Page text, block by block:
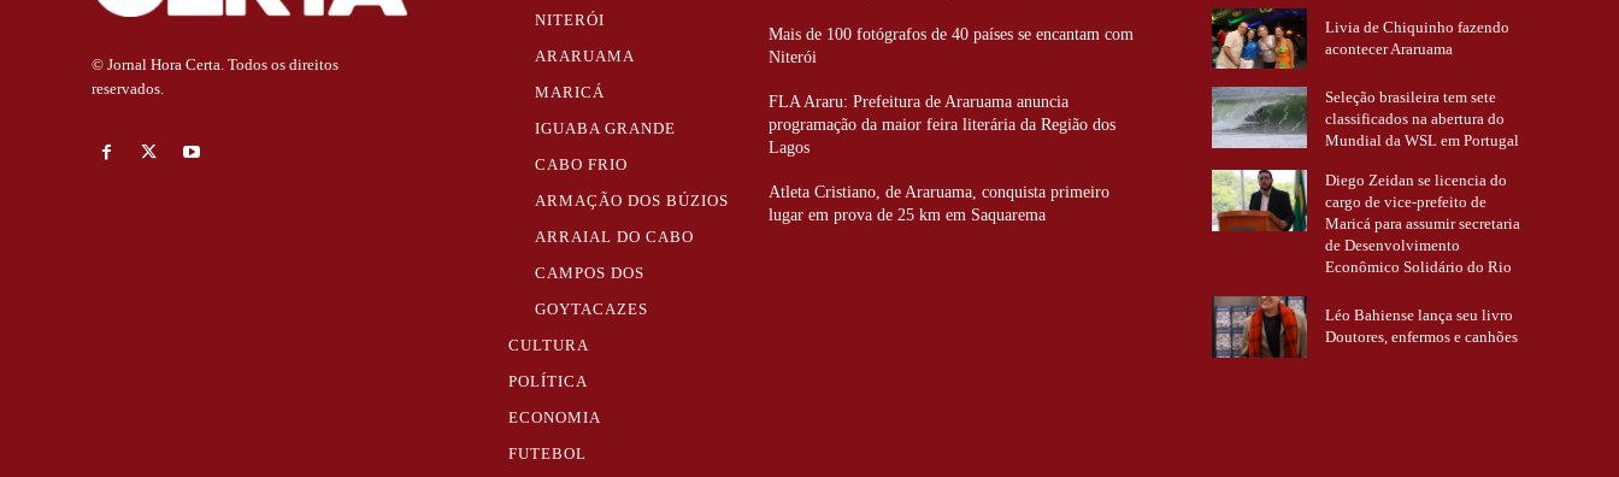
© Jornal Hora Certa. Todos os direitos
reservados.
NITERÓI
ARARUAMA
MARICÁ
IGUABA GRANDE
CABO FRIO
ARMAÇÃO DOS BÚZIOS
ARRAIAL DO CABO
CAMPOS DOS
GOYTACAZES
CULTURA
POLÍTICA
ECONOMIA
FUTEBOL
Mais de 100 fotógrafos de 40 países se encantam com
Niterói
FLA Araru: Prefeitura de Araruama anuncia
programação da maior feira literária da Região dos
Lagos
Atleta Cristiano, de Araruama, conquista primeiro
lugar em prova de 25 km em Saquarema
Livia de Chiquinho fazendo
acontecer Araruama
Seleção brasileira tem sete
classificados na abertura do
Mundial da WSL em Portugal
Diego Zeidan se licencia do
cargo de vice-prefeito de
Maricá para assumir secretaria
de Desenvolvimento
Econômico Solidário do Rio
Léo Bahiense lança seu livro
Doutores, enfermos e canhões